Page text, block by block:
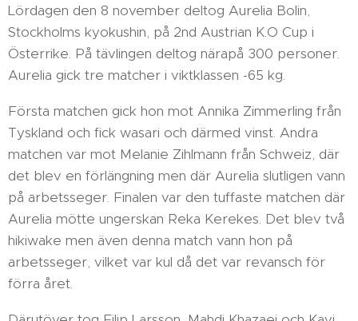
Lördagen den 8 november deltog Aurelia Bolin,
Stockholms kyokushin, på 2nd Austrian K.O Cup i
Österrike. På tävlingen deltog närapå 300 personer.
Aurelia gick tre matcher i viktklassen -65 kg.
Första matchen gick hon mot Annika Zimmerling från
Tyskland och fick wasari och därmed vinst. Andra
matchen var mot Melanie Zihlmann från Schweiz, där
det blev en förlängning men där Aurelia slutligen vann
på arbetsseger. Finalen var den tuffaste matchen där
Aurelia mötte ungerskan Reka Kerekes. Det blev två
hikiwake men även denna match vann hon på
arbetsseger, vilket var kul då det var revansch för
förra året.